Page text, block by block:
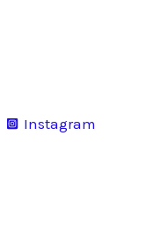
Instagram